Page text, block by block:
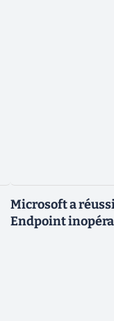
Microsoft a
Endpoint